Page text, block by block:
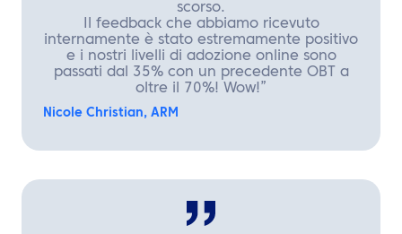
scorso.
Il feedback che abbiamo ricevuto
internamente è stato estremamente positivo
e i nostri livelli di adozione online sono
passati dal 35% con un precedente OBT a
oltre il 70%! Wow!”
Nicole Christian, ARM